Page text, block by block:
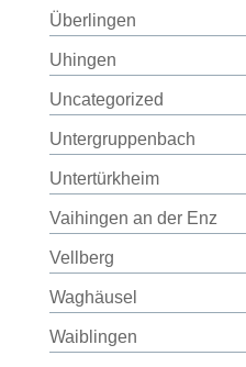
Überlingen
Uhingen
Uncategorized
Untergruppenbach
Untertürkheim
Vaihingen an der Enz
Vellberg
Waghäusel
Waiblingen